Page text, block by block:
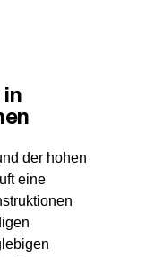
in
der hohen
eine